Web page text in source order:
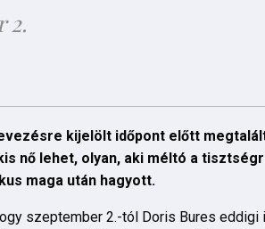
2.
kijelölt időpont előtt
nő lehet, olyan, aki méltó a
maga után hagyott.
szeptember 2.-tól Doris Bures